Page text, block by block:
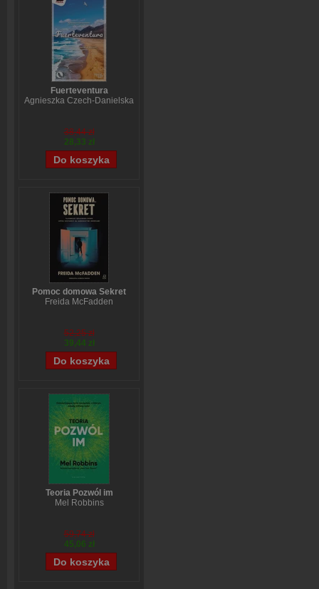
Fuerteventura
Agnieszka Czech-Danielska
38,44 zł
28,33 zł
Pomoc domowa Sekret
Freida McFadden
52,25 zł
39,44 zł
Teoria Pozwól im
Mel Robbins
59,74 zł
45,06 zł